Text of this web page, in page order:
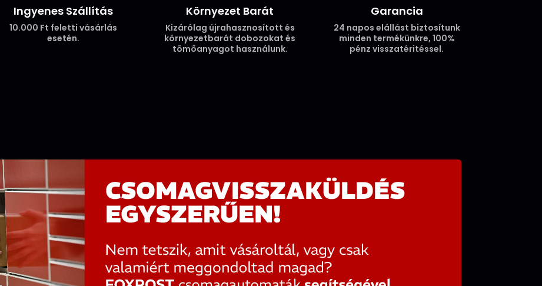
Sötétkék
mennyiség
Ingyenes Szállítás
10.000 Ft feletti vásárlás
esetén.
Környezet Barát
Kizárólag újrahasznosított és
környezetbarát dobozokat és
tömőanyagot használunk.
Garancia
24 napos elállást biztosítunk
minden termékünkre, 100%
pénz visszatéritéssel.